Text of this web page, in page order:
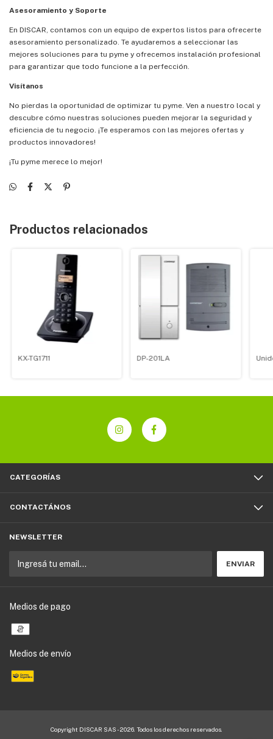
Asesoramiento y Soporte
En DISCAR, contamos con un equipo de expertos listos para ofrecerte
asesoramiento personalizado. Te ayudaremos a seleccionar las
mejores soluciones para tu pyme y ofrecemos instalación profesional
para garantizar que todo funcione a la perfección.
Visítanos
No pierdas la oportunidad de optimizar tu pyme. Ven a nuestro local y
descubre cómo nuestras soluciones pueden mejorar la seguridad y
eficiencia de tu negocio. ¡Te esperamos con las mejores ofertas y
productos innovadores!
¡Tu pyme merece lo mejor!
Productos relacionados
KX-TG1711 DP-201LA
CATEGORÍAS
CONTACTÁNOS
NEWSLETTER
Medios de pago
Medios de envío
Copyright DISCAR SAS - 2026. Todos los derechos reservados.